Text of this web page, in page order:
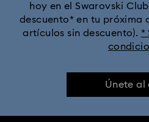
hoy en el Swarovski
descuento* en tu próxima
artículos sin descuento). *
Únete al